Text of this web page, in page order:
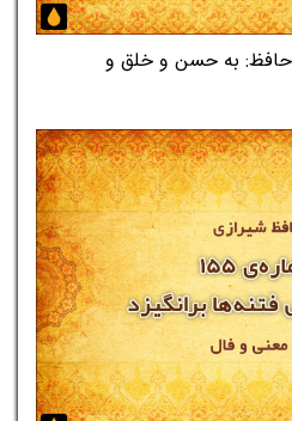
۱۵۶ دیوان حافظ: به حسن و خلق و